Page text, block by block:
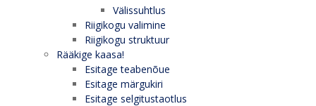
Välissuhtlus
Riigikogu valimine
Riigikogu struktuur
Rääkige kaasa!
Esitage teabenõue
Esitage märgukiri
Esitage selgitustaotlus